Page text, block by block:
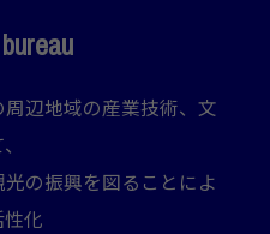
辺地域の産業技術、文
の振興を図ることによ
化